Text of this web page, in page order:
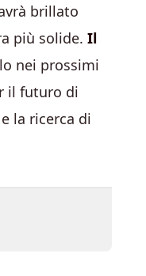
brillato
più solide. Il
nei prossimi
il futuro di
la ricerca di